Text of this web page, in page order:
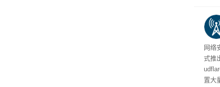
网络
式推
置大